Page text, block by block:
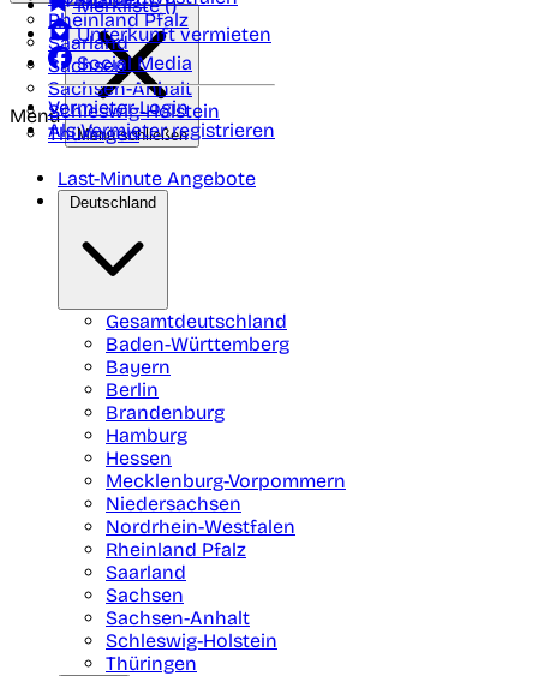
Rheinland Pfalz
Saarland
Sachsen
Sachsen-Anhalt
Schleswig-Holstein
Thüringen
Merkliste ()
Unterkunft vermieten
Social Media
Vermieter-Login
Als Vermieter registrieren
Menü
Menü schließen
Last-Minute Angebote
Deutschland
Gesamtdeutschland
Baden-Württemberg
Bayern
Berlin
Brandenburg
Hamburg
Hessen
Mecklenburg-Vorpommern
Niedersachsen
Nordrhein-Westfalen
Rheinland Pfalz
Saarland
Sachsen
Sachsen-Anhalt
Schleswig-Holstein
Thüringen